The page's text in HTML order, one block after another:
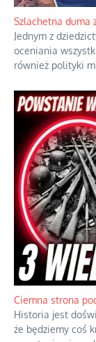
Szlachetna duma
Jednym z
oceniania
również polityki
Ciemna strona
Historia jest
że będziemy coś